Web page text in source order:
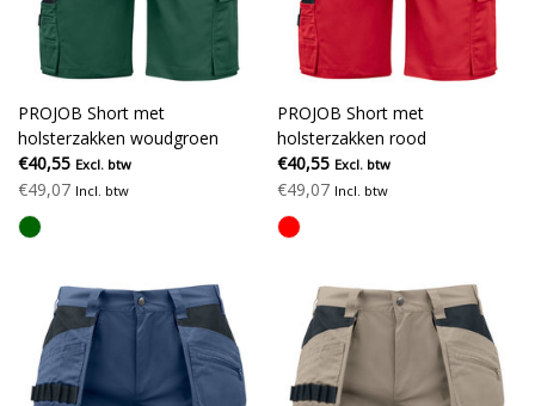
PROJOB Short met
holsterzakken woudgroen
€40,55 Excl. btw
€49,07 Incl. btw
PROJOB Short met
holsterzakken rood
€40,55 Excl. btw
€49,07 Incl. btw